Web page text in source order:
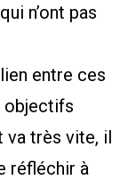
n’ont pas
entre ces
objectifs
va très vite, il
réfléchir à